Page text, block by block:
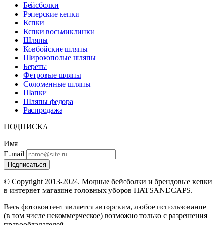
Бейсболки
Рэперские кепки
Кепки
Кепки восьмиклинки
Шляпы
Ковбойские шляпы
Широкополые шляпы
Береты
Фетровые шляпы
Соломенные шляпы
Шапки
Шляпы федора
Распродажа
ПОДПИСКА
Имя
E-mail
Подписаться
© Copyright 2013-2024. Модные бейсболки и брендовые кепки
в интернет магазине головных уборов HATSANDCAPS.
Весь фотоконтент является авторским, любое использование
(в том числе некоммерческое) возможно только с разрешения